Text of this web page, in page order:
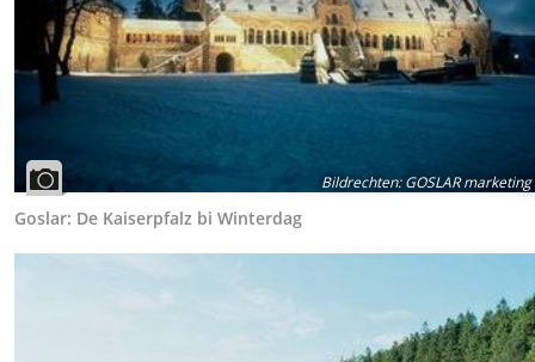
Bildrechten:GOSLAR
Goslar: De Kaiserpfalz bi Winterdag